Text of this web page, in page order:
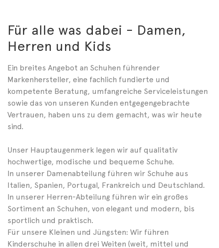
Für alle was dabei - Damen,
Herren und Kids
Ein breites Angebot an Schuhen führender
Markenhersteller, eine fachlich fundierte und
kompetente Beratung, umfangreiche Serviceleistungen
sowie das von unseren Kunden entgegengebrachte
Vertrauen, haben uns zu dem gemacht, was wir heute
sind.
Unser Hauptaugenmerk legen wir auf qualitativ
hochwertige, modische und bequeme Schuhe.
In unserer Damenabteilung führen wir Schuhe aus
Italien, Spanien, Portugal, Frankreich und Deutschland.
In unserer Herren-Abteilung führen wir ein großes
Sortiment an Schuhen, von elegant und modern, bis
sportlich und praktisch.
Für unsere Kleinen und Jüngsten: Wir führen
Kinderschuhe in allen drei Weiten (weit, mittel und